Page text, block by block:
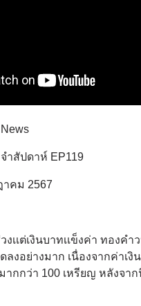
ำสัปดาห์ EP119
คม 2567
งเเต่เงินบาทเเข็งค่า ทอง
ลงอย่างมาก เนื่องจากค่า
ากกว่า 100 เหรียญ หลังจา